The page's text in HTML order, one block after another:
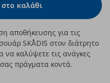
καλάθι
αποθήκευσης για τις
SKÅDIS στον διάτρητο
να καλύψετε τις ανάγκες
πράγματα κοντά.